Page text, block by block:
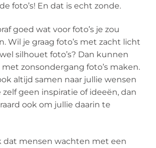
foto’s! En dat is echt zonde.
goed wat voor foto’s je zou
Wil je graag foto’s met zacht licht
silhouet foto’s? Dan kunnen
zonsondergang foto’s maken.
altijd samen naar jullie wensen
zelf geen inspiratie of ideeën, dan
ook om jullie daarin te
dat mensen wachten met een